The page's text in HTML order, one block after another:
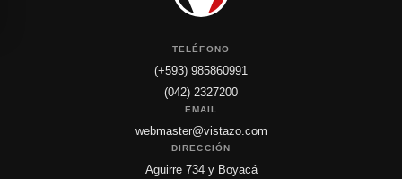
TELÉFONO
(+593) 985860991
(042) 2327200
EMAIL
webmaster@vistazo.com
DIRECCIÓN
Aguirre 734 y Boyacá